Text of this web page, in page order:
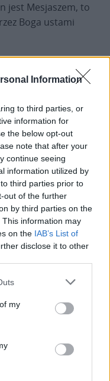
Information
to third parties, or
information for
the below opt-out
note that after your
continue seeing
information utilized by
third parties prior to
out of the further
by third parties on the
This information may
on the IAB’s List of
disclose it to other
my
jest Mesjaszem, to
Boga ustami
ku tym, których On
ubodzy, chorzy
nas wszystkich
spotykamy Jezusa,
odnajduje sens
słyszą. Wizerunek
na nowo
pozbawieni czucia,
Ewangelia Jezusa,
Bóg przychodzi
rozpaczy i cierpienia
oczy człowieka
którym
On przezwycięża